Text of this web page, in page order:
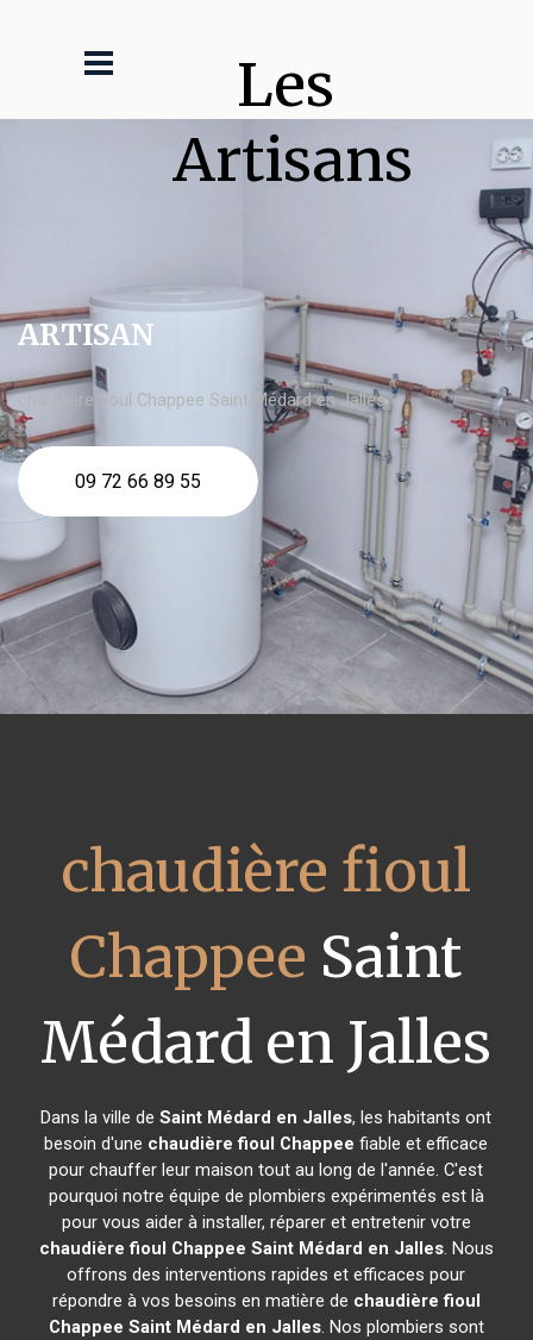
Les
Artisans
ARTISAN
chaudière fioul Chappee Saint Médard en Jalles
09 72 66 89 55
chaudière fioul
Chappee Saint
Médard en Jalles
Dans la ville deSaint Médard en Jalles, les habitants ont
besoin d'une chaudière fioul Chappee fiable et efficace
pour chauffer leur maison tout au long de l'année. C'est
pourquoi notre équipe de plombiers expérimentés est là
pour vous aider à installer, réparer et entretenir votre
chaudière fioul Chappee Saint Médard en Jalles. Nous
offrons des interventions rapides et efficaces pour
répondre à vos besoins en matière de chaudière fioul
Chappee Saint Médard en Jalles. Nos plombiers sont